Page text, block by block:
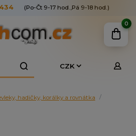
CZK
(Po-Čt 9-17 hod.,Pá 9-18 hod.)
0
hadičky, korálky a rovnátka